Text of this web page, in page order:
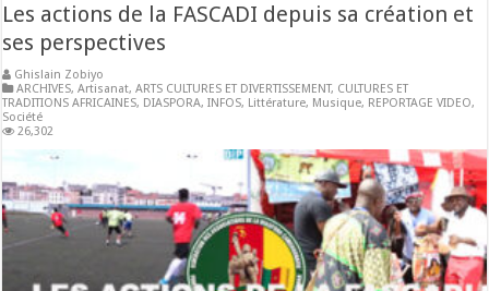
Les actions de la FASCADI depuis sa création et
ses perspectives
Ghislain Zobiyo
ARCHIVES,Artisanat,ARTS CULTURES ET DIVERTISSEMENT, CULTURES ET
TRADITIONS AFRICAINES, DIASPORA,INFOS, Littérature, Musique, REPORTAGE VIDEO,
Société
26,302